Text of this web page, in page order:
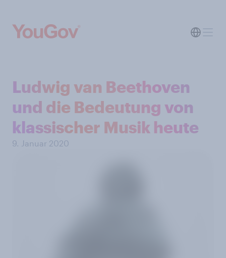
Ludwig van Beethoven
und die Bedeutung von
klassischer Musik heute
9. Januar 2020